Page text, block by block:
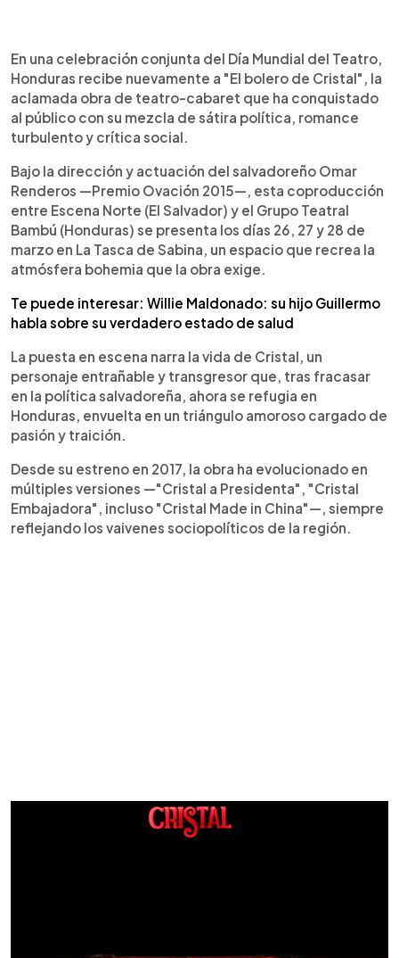
Escuchar artículo
En una celebración conjunta del Día Mundial del Teatro,
Honduras recibe nuevamente a "El bolero de Cristal", la
aclamada obra de teatro-cabaret que ha conquistado
al público con su mezcla de sátira política, romance
turbulento y crítica social.
Bajo la dirección y actuación del salvadoreño Omar
Renderos —Premio Ovación 2015—, esta coproducción
entre Escena Norte (El Salvador) y el Grupo Teatral
Bambú (Honduras) se presenta los días 26, 27 y 28 de
marzo en La Tasca de Sabina, un espacio que recrea la
atmósfera bohemia que la obra exige.
Te puede interesar: Willie Maldonado: su hijo Guillermo
habla sobre su verdadero estado de salud
La puesta en escena narra la vida de Cristal, un
personaje entrañable y transgresor que, tras fracasar
en la política salvadoreña, ahora se refugia en
Honduras, envuelta en un triángulo amoroso cargado de
pasión y traición.
Desde su estreno en 2017, la obra ha evolucionado en
múltiples versiones —"Cristal a Presidenta", "Cristal
Embajadora", incluso "Cristal Made in China"—, siempre
reflejando los vaivenes sociopolíticos de la región.